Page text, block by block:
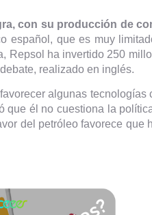
con su producción de
español, que es muy
ha invertido 250
realizado en inglés.
algunas
él no cuestiona la
del petróleo favorece que